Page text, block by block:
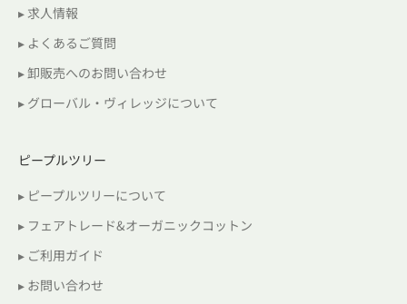
▸ 求人情報
▸ よくあるご質問
▸ 卸販売へのお問い合わせ
▸ グローバル・ヴィレッジについて
ピープルツリー
▸ ピープルツリーについて
▸ フェアトレード&オーガニックコットン
▸ ご利用ガイド
▸ お問い合わせ